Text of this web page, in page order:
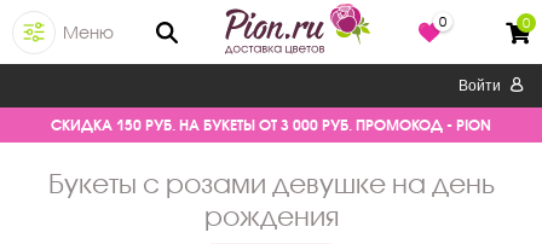
Меню
0 0
Войти
СКИДКА 150 РУБ. НА БУКЕТЫ ОТ 3 000 РУБ. ПРОМОКОД - PION
букеты с розами девушке на день
рождения